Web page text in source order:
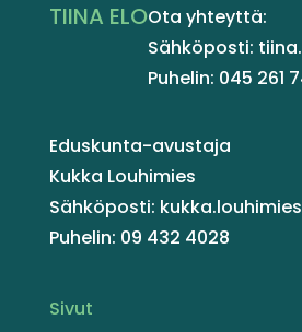
TIINA ELOOta yhteyttä:
Sähköposti:
Puhelin: 045 261
Eduskunta-avustaja
Kukka Louhimies
Sähköposti:
Puhelin: 09 432 4028
Sivut